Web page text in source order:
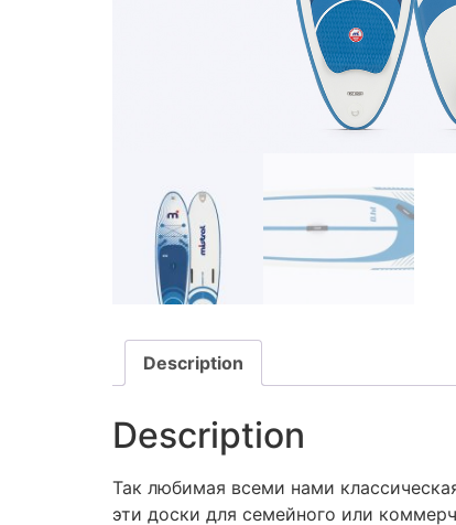
Description
Description
Так любимая всеми нами
эти доски для семейного или